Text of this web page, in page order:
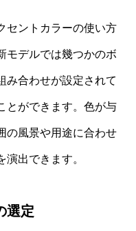
セントカラーの使い方
モデルでは幾つかのボ
み合わせが設定されて
とができます。色が与
の風景や用途に合わせ
出できます。
選定